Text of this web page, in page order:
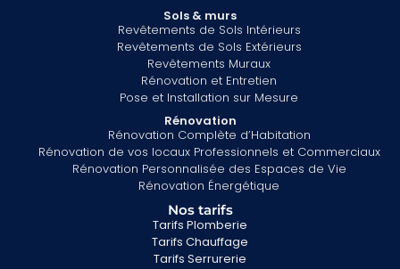
Sols & murs
Revêtements de Sols Intérieurs
Revêtements de Sols Extérieurs
Revêtements Muraux
Rénovation et Entretien
Pose et Installation sur Mesure
Rénovation
Rénovation Complète d’Habitation
Rénovation de vos locaux Professionnels et Commerciaux
Rénovation Personnalisée des Espaces de Vie
Rénovation Énergétique
Nos tarifs
Tarifs Plomberie
Tarifs Chauffage
Tarifs Serrurerie